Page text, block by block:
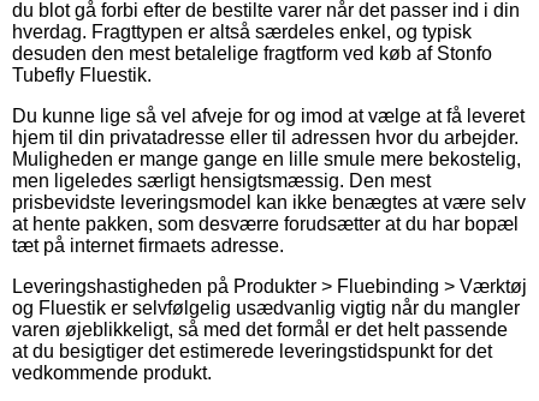
du blot gå forbi efter de bestilte varer når det passer ind i din
hverdag. Fragttypen er altså særdeles enkel, og typisk
desuden den mest betalelige fragtform ved køb af Stonfo
Tubefly Fluestik.
Du kunne lige så vel afveje for og imod at vælge at få leveret
hjem til din privatadresse eller til adressen hvor du arbejder.
Muligheden er mange gange en lille smule mere bekostelig,
men ligeledes særligt hensigtsmæssig. Den mest
prisbevidste leveringsmodel kan ikke benægtes at være selv
at hente pakken, som desværre forudsætter at du har bopæl
tæt på internet firmaets adresse.
Leveringshastigheden på Produkter > Fluebinding > Værktøj
og Fluestik er selvfølgelig usædvanlig vigtig når du mangler
varen øjeblikkeligt, så med det formål er det helt passende
at du besigtiger det estimerede leveringstidspunkt for det
vedkommende produkt.